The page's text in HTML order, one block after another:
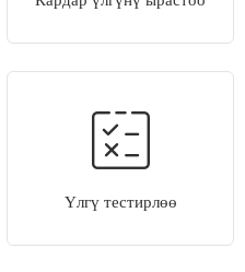
Үлгү тестирлөө